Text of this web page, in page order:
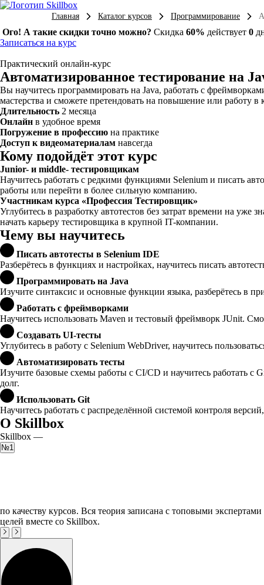
Главная Каталог курсов Программирование
Ого! А такие скидки точно можно? Скидка 60% действует 0
Записаться на курс
Практический онлайн-курс
Автоматизиро­ван­ное тестирование на
Вы научитесь программировать на Java, работать с
мастерства и сможете претендовать на повышение или работу
Длительность 2 месяца
Онлайн в удобное время
Погружение в профессию на практике
Доступ к видеоматериалам навсегда
Кому подойдёт этот курс
Junior- и middle- тестировщикам
Научитесь работать с редкими функциями Selenium и писать
работы или перейти в более сильную компанию.
Участникам курса «Профессия Тестировщик»
Углубитесь в разработку автотестов без затрат времени на
начать карьеру тестировщика в крупной IT-компании.
Чему вы научитесь
Писать автотесты в Selenium IDE
Разберётесь в функциях и настройках, научитесь писать
Программировать на Java
Изучите синтаксис и основные функции языка, разберётесь в
Работать с фреймворками
Научитесь использовать Maven и тестовый фреймворк JUnit.
Создавать UI-тесты
Углубитесь в работу с Selenium WebDriver, научитесь
Автоматизировать тесты
Изучите базовые схемы работы с CI/CD и научитесь работать с
долг.
Использовать Git
Научитесь работать с распределённой системой контроля
О Skillbox
Skillbox —
№1
по качеству курсов. Вся теория записана с топовыми
целей вместе со Skillbox.